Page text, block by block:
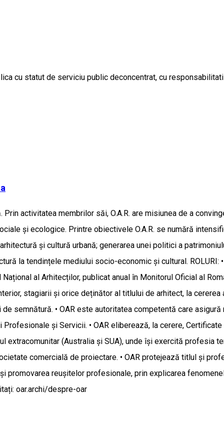
cu statut de serviciu public deconcentrat, cu
activitatea membrilor săi, O.A.R. are misiunea de a
și ecologice. Printre obiectivele O.A.R. se numără
și cultură urbană; generarea unei politici a
la tendințele mediului socio-economic și cultural. ROLURI:
al Arhitecților, publicat anual în Monitorul Oficial al
stagiarii și orice deținător al titlului de arhitect, la
semnătură. • OAR este autoritatea competentă care
și Servicii. • OAR eliberează, la cerere,
extracomunitar (Australia și SUA), unde își exercită profesia
comercială de proiectare. • OAR protejează titlul și
promovarea reușitelor profesionale, prin explicarea
oar.archi/despre-oar